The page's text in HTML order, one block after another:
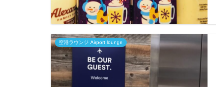
空港ラウンジ Airport lounge